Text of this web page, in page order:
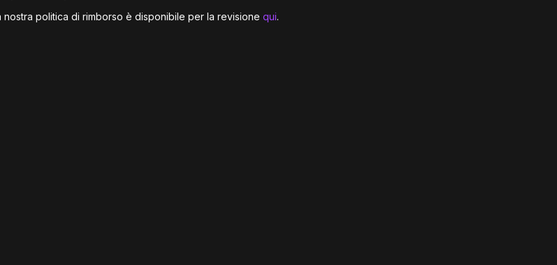
nostra politica di rimborso è disponibile per la revisione qui.